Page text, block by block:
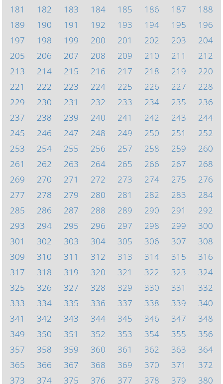
181
182 183 184 185 186 187
188
189
190 191 192 193 194 195
196
197
198 199 200 201 202 203
204
205
206 207 208 209 210 211
212
213
214 215 216 217 218 219
220
221
222 223 224 225 226 227
228
229
230 231 232 233 234 235
236
237
238 239 240 241 242 243
244
245
246 247 248 249 250 251
252
253
254 255 256 257 258 259
260
261
262 263 264 265 266 267
268
269
270 271 272 273 274 275
276
277
278 279 280 281 282 283
284
285
286 287 288 289 290 291
292
293
294 295 296 297 298 299
300
301
302 303 304 305 306 307
308
309
310 311 312 313 314 315
316
317
318 319 320 321 322 323
324
325
326 327 328 329 330 331
332
333
334 335 336 337 338 339
340
341
342 343 344 345 346 347
348
349
350 351 352 353 354 355
356
357
358 359 360 361 362 363
364
365
366 367 368 369 370 371
372
373
374 375 376 377 378 379 380